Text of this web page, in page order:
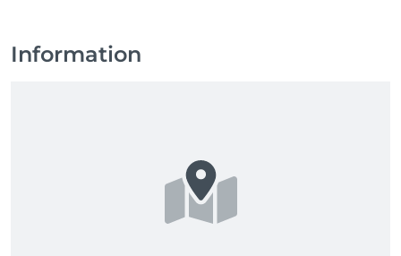
Information